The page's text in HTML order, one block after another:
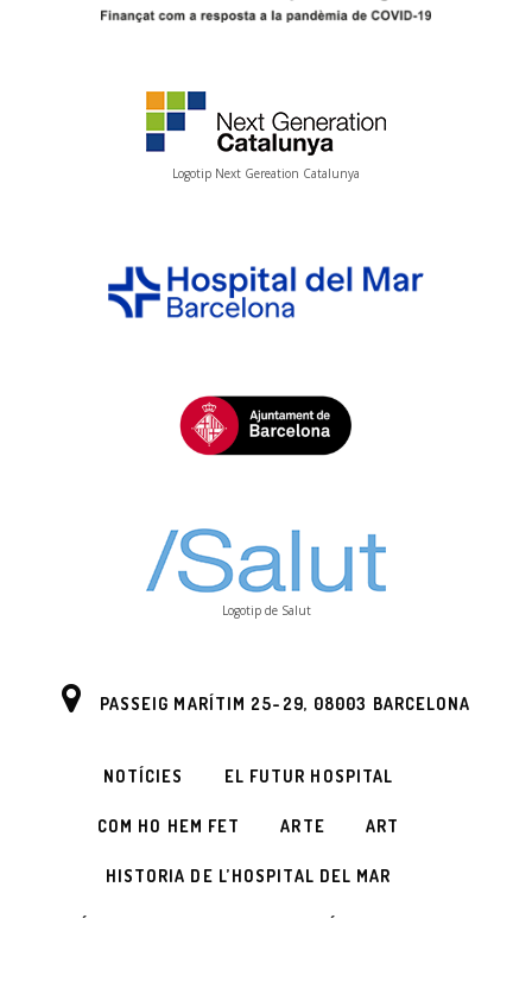
Logotip Next Gereation Catalunya
Logotip de Salut
PASSEIG MARÍTIM 25-29, 08003 BARCELONA
NOTÍCIES EL FUTUR HOSPITAL
COM HO HEM FET ARTE ART
HISTORIA DE L’HOSPITAL DEL MAR